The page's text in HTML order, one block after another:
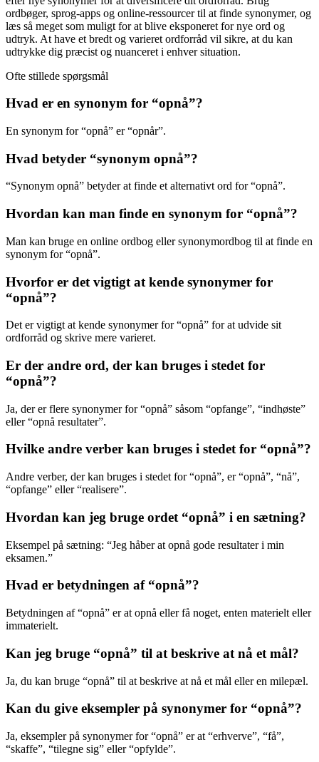
ordbøger, sprog-apps og online-ressourcer til at finde synonymer, og
læs så meget som muligt for at blive eksponeret for nye ord og
udtryk. At have et bredt og varieret ordforråd vil sikre, at du kan
udtrykke dig præcist og nuanceret i enhver situation.
Ofte stillede spørgsmål
Hvad er en synonym for “opnå”?
En synonym for “opnå” er “opnår”.
Hvad betyder “synonym opnå”?
“Synonym opnå” betyder at finde et alternativt ord for “opnå”.
Hvordan kan man finde en synonym for “opnå”?
Man kan bruge en online ordbog eller synonymordbog til at finde en
synonym for “opnå”.
Hvorfor er det vigtigt at kende synonymer for
“opnå”?
Det er vigtigt at kende synonymer for “opnå” for at udvide sit
ordforråd og skrive mere varieret.
Er der andre ord, der kan bruges i stedet for
“opnå”?
Ja, der er flere synonymer for “opnå” såsom “opfange”, “indhøste”
eller “opnå resultater”.
Hvilke andre verber kan bruges i stedet for “opnå”?
Andre verber, der kan bruges i stedet for “opnå”, er “opnå”, “nå”,
“opfange” eller “realisere”.
Hvordan kan jeg bruge ordet “opnå” i en sætning?
Eksempel på sætning: “Jeg håber at opnå gode resultater i min
eksamen.”
Hvad er betydningen af “opnå”?
Betydningen af “opnå” er at opnå eller få noget, enten materielt eller
immaterielt.
Kan jeg bruge “opnå” til at beskrive at nå et mål?
Ja, du kan bruge “opnå” til at beskrive at nå et mål eller en milepæl.
Kan du give eksempler på synonymer for “opnå”?
Ja, eksempler på synonymer for “opnå” er at “erhverve”, “få”,
“skaffe”, “tilegne sig” eller “opfylde”.